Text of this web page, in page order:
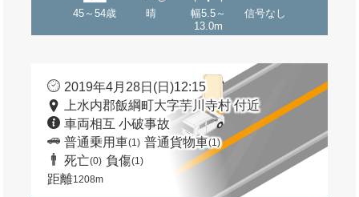
45～54歳 晴
幅5.5～
13.0m
信号なし
2019年4月28日(日)12:15
上水内郡飯綱町大字芋川寺村 付近
車両相互 小破事故
普通乗用車(1) 普通貨物車(1)
死亡(0) 負傷(1)
距離1208m